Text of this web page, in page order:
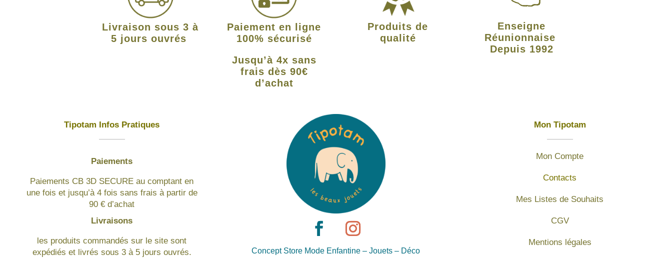
Livraison sous 3 à
5 jours ouvrés
Paiement en ligne
100% sécurisé
Jusqu’à 4x sans
frais dès 90€
d’achat
Produits de
qualité
Enseigne
Réunionnaise
Depuis 1992
Tipotam Infos Pratiques
Paiements
Paiements CB 3D SECURE au comptant en
une fois et jusqu’à 4 fois sans frais à partir de
90 € d’achat
Livraisons
les produits commandés sur le site sont
expédiés et livrés sous 3 à 5 jours ouvrés.
Concept Store Mode Enfantine – Jouets – Déco
Mon Tipotam
Mon Compte
Contacts
Mes Listes de Souhaits
CGV
Mentions légales